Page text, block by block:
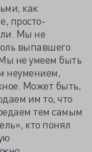
как
просто-
Мы не
выпавшего
не умеем быть
неумением,
Может быть,
им то, что
тем самым
кто понял